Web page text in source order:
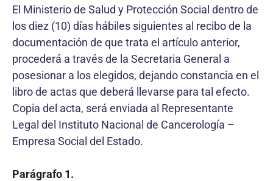
El Ministerio de Salud y Protección Social dentro de
los diez (10) días hábiles siguientes al recibo de la
documentación de que trata el artículo anterior,
procederá a través de la Secretaria General a
posesionar a los elegidos, dejando constancia en el
libro de actas que deberá llevarse para tal efecto.
Copia del acta, será enviada al Representante
Legal del Instituto Nacional de Cancerología –
Empresa Social del Estado.
Parágrafo 1.